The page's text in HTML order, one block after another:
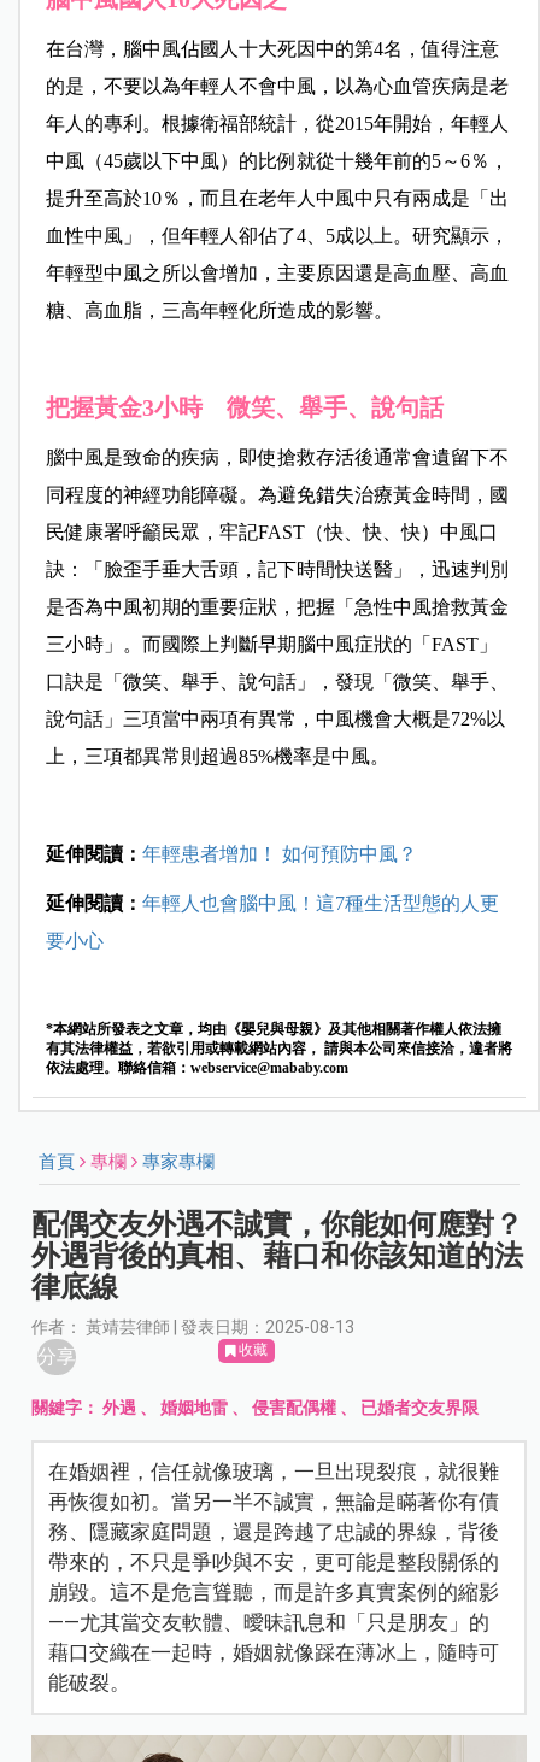
在台灣，腦中風佔國人十大死因中的第4名，值得注意
的是，不要以為年輕人不會中風，以為心血管疾病是老
年人的專利。根據衛福部統計，從2015年開始，年輕人
中風（45歲以下中風）的比例就從十幾年前的5～6％，
提升至高於10％，而且在老年人中風中只有兩成是「出
血性中風」，但年輕人卻佔了4、5成以上。研究顯示，
年輕型中風之所以會增加，主要原因還是高血壓、高血
糖、高血脂，三高年輕化所造成的影響。
把握黃金3小時 微笑、舉手、說句話
腦中風是致命的疾病，即使搶救存活後通常會遺留下不
同程度的神經功能障礙。為避免錯失治療黃金時間，國
民健康署呼籲民眾，牢記FAST（快、快、快）中風口
訣：「臉歪手垂大舌頭，記下時間快送醫」，迅速判別
是否為中風初期的重要症狀，把握「急性中風搶救黃金
三小時」 。而國際上判斷早期腦中風症狀的「FAST」
口訣是「微笑、舉手、說句話」，發現「微笑、舉手、
說句話」三項當中兩項有異常，中風機會大概是72%以
上，三項都異常則超過85%機率是中風。
延伸閱讀： 年輕患者增加！ 如何預防中風？
延伸閱讀： 年輕人也會腦中風！這7種生活型態的人更
要小心
*本網站所發表之文章，均由《嬰兒與母親》及其他相關著作權人依法擁
有其法律權益，若欲引用或轉載網站內容， 請與本公司來信接洽，違者將
依法處理。聯絡信箱： webservice@mababy.com
首頁 專欄 專家專欄
配偶交友外遇不誠實，你能如何應對？
外遇背後的真相、藉口和你該知道的法
律底線
作者： 黃靖芸律師 | 發表日期：2025-08-13
分享 收藏
關鍵字：外遇 、婚姻地雷 、侵害配偶權 、 已婚者交友界限
在婚姻裡，信任就像玻璃，一旦出現裂痕，就很難
再恢復如初。當另一半不誠實，無論是瞞著你有債
務、隱藏家庭問題，還是跨越了忠誠的界線，背後
帶來的，不只是爭吵與不安，更可能是整段關係的
崩毀。這不是危言聳聽，而是許多真實案例的縮影
——尤其當交友軟體、曖昧訊息和「只是朋友」的
藉口交織在一起時，婚姻就像踩在薄冰上，隨時可
能破裂。